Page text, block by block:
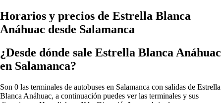
Horarios y precios de Estrella Blanca
Anáhuac desde Salamanca
¿Desde dónde sale Estrella Blanca Anáhuac
en Salamanca?
Son 0 las terminales de autobuses en Salamanca con salidas de Estrella
Blanca Anáhuac, a continuación puedes ver las terminales y sus